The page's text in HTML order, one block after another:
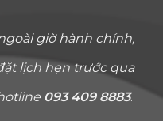
giờ hành chính,
lịch hẹn trước qua
093 409 8883.